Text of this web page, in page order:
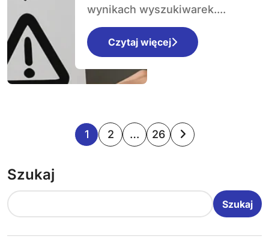
wynikach wyszukiwarek....
Czytaj więcej
S
n
1 2 … 26
Szukaj
Szukaj